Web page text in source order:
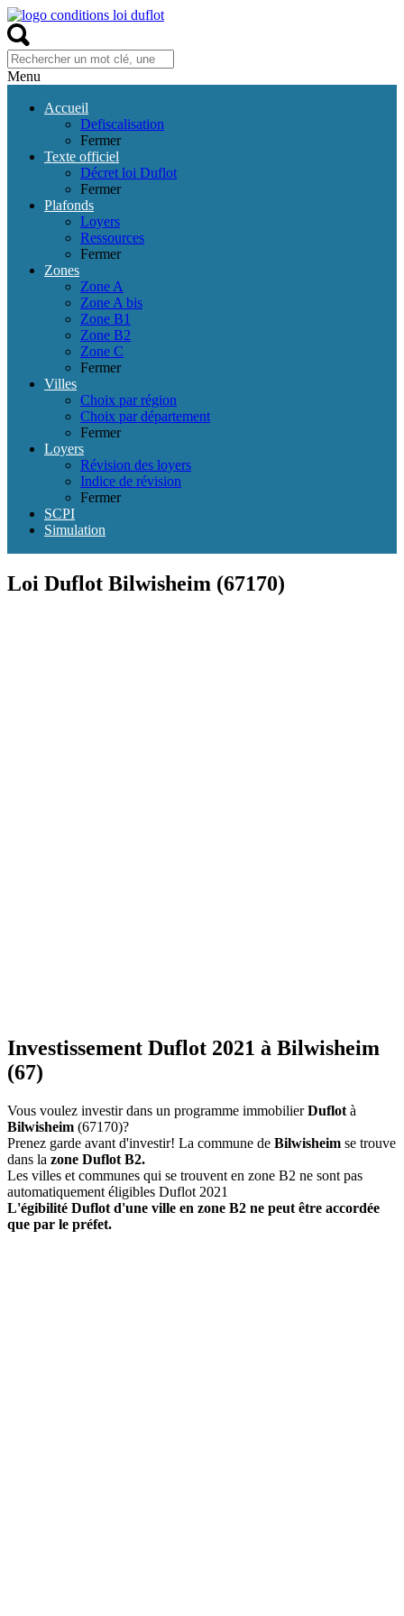
Menu
Accueil
Defiscalisation
Fermer
Texte officiel
Décret loi Duflot
Fermer
Plafonds
Loyers
Ressources
Fermer
Zones
Zone A
Zone A bis
Zone B1
Zone B2
Zone C
Fermer
Villes
Choix par région
Choix par département
Fermer
Loyers
Révision des loyers
Indice de révision
Fermer
SCPI
Simulation
Loi Duflot Bilwisheim (67170)
Investissement Duflot 2021 à Bilwisheim
(67)
Vous voulez investir dans un programme immobilierDuflot à
Bilwisheim (67170)?
Prenez garde avant d'investir! La commune de Bilwisheim se trouve
dans la zone Duflot B2.
Les villes et communes qui se trouvent en zone B2 ne sont pas
automatiquement éligibles Duflot 2021
L'égibilité Duflot d'une ville en zone B2 ne peut être accordée
que par le préfet.